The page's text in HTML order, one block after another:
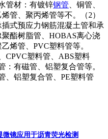
管材：有镀锌钢管 、铜管、
管、聚丙烯管等不。（2）
式预应力钢筋混凝土管和承
酯树脂管、HOBAS离心浇
烯管、PVC塑料管等。
CPVC塑料管、ABS塑料
：有磁管、铝塑复合管等。
、铝塑复合管、PE塑料管
微镜应用于沥青荧光检测